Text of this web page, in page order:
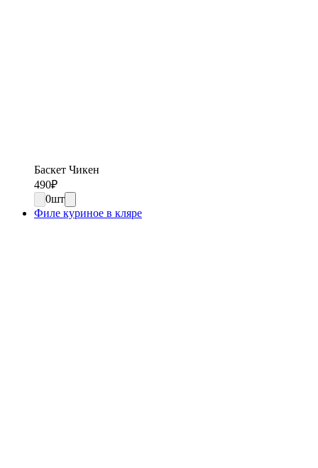
Баскет Чикен
490₽
0шт
Филе куриное в кляре